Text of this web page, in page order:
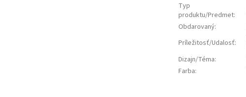
Typ
produktu/Predmet:
Obdarovaný:
Príležitosť/Udalosť:
Dizajn/Téma:
Farba: